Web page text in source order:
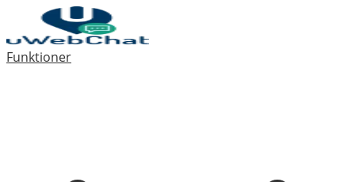
Funktioner